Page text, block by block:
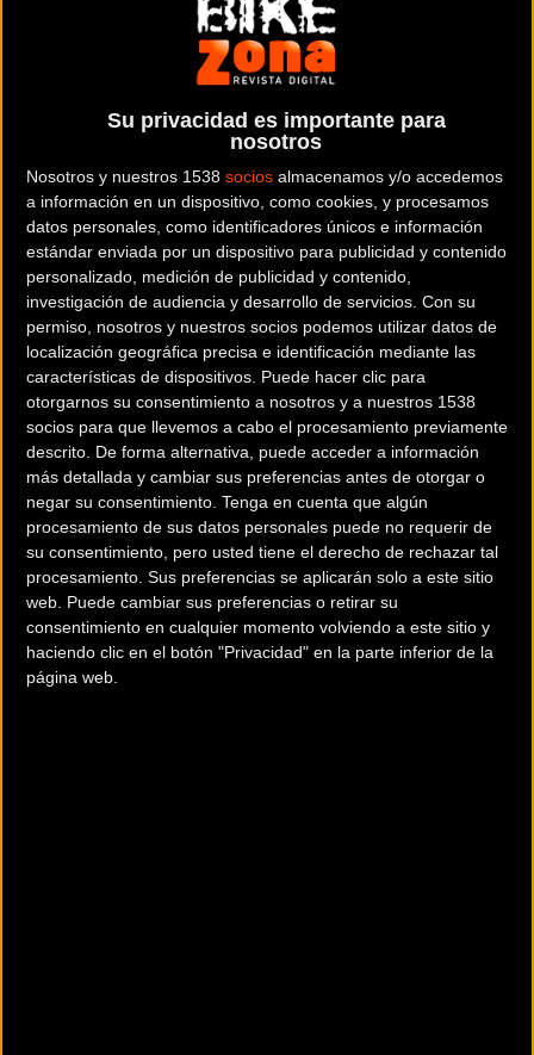
Su privacidad es importante para
nosotros
Nosotros y nuestros 1538 socios almacenamos y/o accedemos
a información en un dispositivo, como cookies, y procesamos
datos personales, como identificadores únicos e información
estándar enviada por un dispositivo para publicidad y contenido
personalizado, medición de publicidad y contenido,
investigación de audiencia y desarrollo de servicios. Con su
permiso, nosotros y nuestros socios podemos utilizar datos de
localización geográfica precisa e identificación mediante las
características de dispositivos. Puede hacer clic para
otorgarnos su consentimiento a nosotros y a nuestros 1538
socios para que llevemos a cabo el procesamiento previamente
descrito. De forma alternativa, puede acceder a información
más detallada y cambiar sus preferencias antes de otorgar o
negar su consentimiento. Tenga en cuenta que algún
procesamiento de sus datos personales puede no requerir de
su consentimiento, pero usted tiene el derecho de rechazar tal
procesamiento. Sus preferencias se aplicarán solo a este sitio
web. Puede cambiar sus preferencias o retirar su
consentimiento en cualquier momento volviendo a este sitio y
haciendo clic en el botón "Privacidad" en la parte inferior de la
página web.
El conjunto telefónico se enfrentará a un recorrido
totalmente plano, más acorde a especialistas puros que a
hombres completos como los azules, de 40 km entre el
complejo deportivo de Lusail y The Pearl.
José Luis Arrieta, confían en acercarse a la medalla de
bronce ya lograda hace trece meses en Richmond. Con
anterioridad, habían finalizado sextos en dos ocasiones
(Ponferrada 2014 y Valkenburg 2012) y décimos, en
Florencia 2013.
fuente y foto: movistarteam.com
Más info. de este evento
UCI ROAD WORLD CHAMPIONSHIPS DOHA 2016
Se celebra del 09/10/2016al16/10/2016
El Estado de Qatar acoge el Campeonato Mundial de Carreteras,
organizado por la Unión Ciclista Internacional de Doha 9-16 de octubre
de 2016. Doha acoge